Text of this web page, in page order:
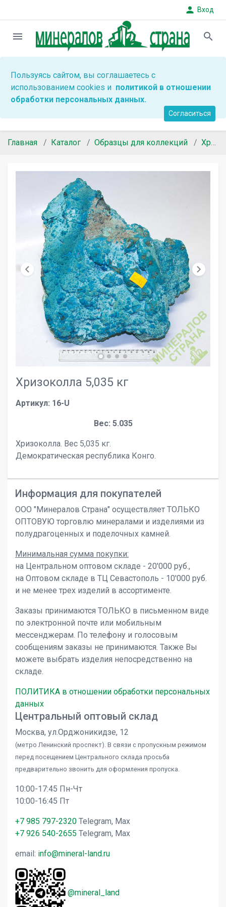
person Вход
menu search
Пользуясь сайтом, вы соглашаетесь с
использованием cookies и политикой в отношении
обработки персональных данных.
Согласиться
Главная Каталог Образцы для коллекций Хризоколла
chevron_left chevron_right
Хризоколла 5,035 кг
Артикул: 16-U
Вес: 5.035
Хризоколла. Вес 5,035 кг.
Демократическая республика Конго.
Информация для покупателей
ООО "Минералов Страна" осуществляет ТОЛЬКО
ОПТОВУЮ торговлю минералами и изделиями из
полудрагоценных и поделочных камней.
Минимальная сумма покупки:
на Центральном оптовом складе - 20'000 руб.,
на Оптовом складе в ТЦ Севастополь - 10'000 руб.
и не менее трех изделий в ассортименте.
Заказы принимаются ТОЛЬКО в письменном виде
по электронной почте или мобильным
мессенджерам. По телефону и голосовым
сообщениям заказы не принимаются. Также Вы
можете выбрать изделия непосредственно на
складе.
ПОЛИТИКА в отношении обработки персональных
данных
Центральный оптовый склад
Москва, ул.Орджоникидзе, 12
(метро Ленинский проспект). В связи с пропускным режимом
перед посещением Центрального склада просьба
предварительно звонить для оформления пропуска.
10:00-17:45 Пн-Чт
10:00-16:45 Пт
+7 985 797-2320 Telegram, Max
+7 926 540-2655 Telegram, Max
email: info@mineral-land.ru
@mineral_land